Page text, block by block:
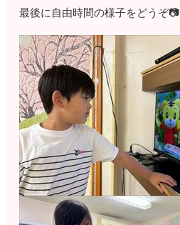
最後に自由時間の様子をどうぞ📷